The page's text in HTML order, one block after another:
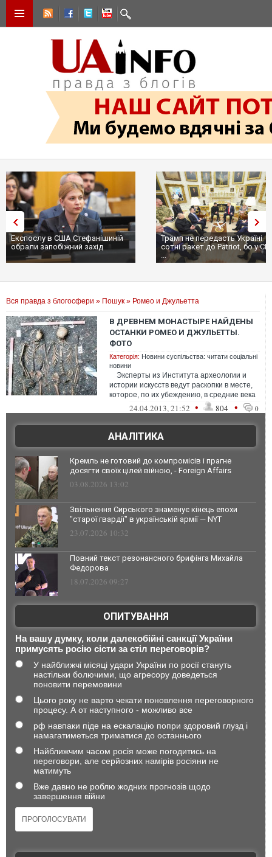
Експослу в США Стефанішиній
обрали запобіжний захід
Трамп не передасть Україні
сотні ракет до Patriot, бо у
...
Вся правда з блогосфери » Пошук » Ромео и Джульетта
В ДРЕВНЕМ МОНАСТЫРЕ НАЙДЕНЫ
ОСТАНКИ РОМЕО И ДЖУЛЬЕТТЫ.
ФОТО
Категорія: Новини суспільства: читати соціальні
новини
Эксперты из Института археологии и
истории искусств ведут раскопки в месте,
которое, по их убеждению, в средние века
было монастырским...
24.04.2013, 21:52 • 804 • 0
АНАЛІТИКА
Кремль не готовий до компромісів і прагне
досягти своїх цілей війною, - Foreign Affairs
03.08.2026 13:02
Звільнення Сирського знаменує кінець епохи
"старої гвардії" в українській армії — NYT
23.07.2026 10:32
Повний текст резонансного брифінга Михайла
Федорова
18.07.2026 09:27
ОПИТУВАННЯ
На вашу думку, коли далекобійні санкції України
примусять росію сісти за стіл переговорів?
У найближчі місяці удари України по росії стануть
настільки болючими, що агресору доведеться
поновити перемовини
Цього року не варто чекати поновлення переговорного
процесу. А от наступного - можливо все
рф навпаки піде на ескалацію попри здоровий глузд і
намагатиметься триматися до останнього
Найближчим часом росія може погодитись на
переговори, але серйозних намірів росіяни не
матимуть
Вже давно не роблю жодних прогнозів щодо
завершення війни